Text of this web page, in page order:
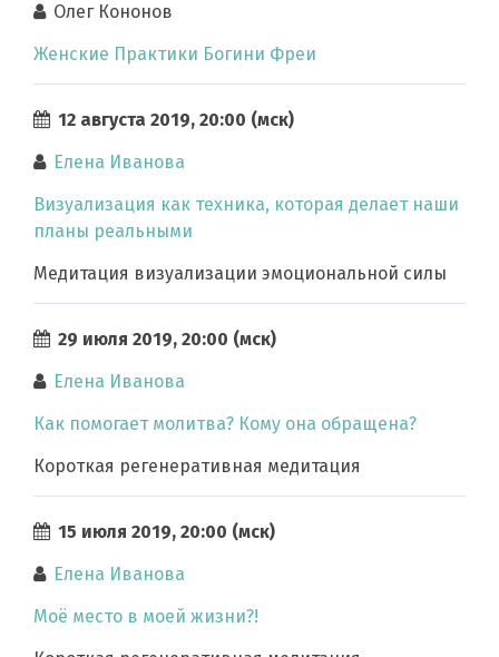
Олег Кононов
Женские Практики Богини Фреи
12 августа 2019, 20:00 (мск)
Елена Иванова
Визуализация как техника, которая делает наши
планы реальными
Медитация визуализации эмоциональной силы
29 июля 2019, 20:00 (мск)
Елена Иванова
Как помогает молитва? Кому она обращена?
Короткая регенеративная медитация
15 июля 2019, 20:00 (мск)
Елена Иванова
Моё место в моей жизни?!